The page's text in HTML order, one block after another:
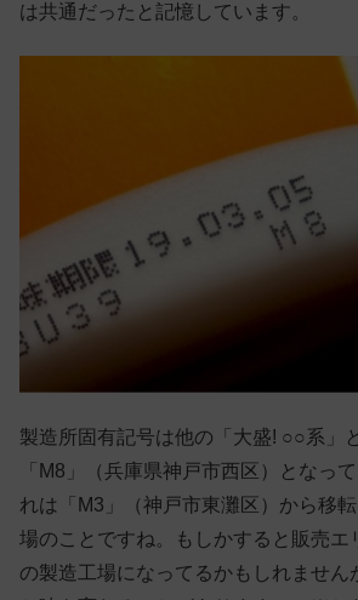
は共通だったと記憶しています。
製造所固有記号は他の「大盛! ○○系」
「M8」（兵庫県神戸市西区）となっ
れは「M3」（神戸市東灘区）から移
場のことですね。もしかすると販売エ
の製造工場になってるかもしれません